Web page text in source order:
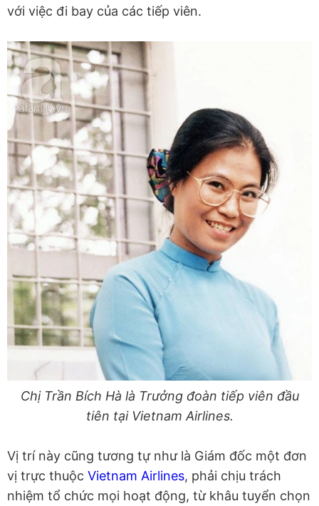
với việc đi bay của các tiếp viên.
Chị Trần Bích Hà là Trưởng đoàn tiếp viên đầu
tiên tại Vietnam Airlines.
Vị trí này cũng tương tự như là Giám đốc một đơn
vị trực thuộc Vietnam Airlines, phải chịu trách
nhiệm tổ chức mọi hoạt động, từ khâu tuyển chọn